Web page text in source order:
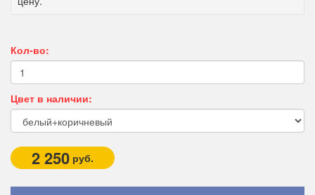
Кол-во:
Цвет в наличии:
2 250 руб.